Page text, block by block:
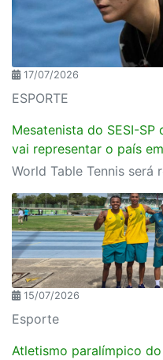
17/07/2026
ESPORTE
Mesatenista do SESI-
vai representar o país
15/07/2026
Esporte
Atletismo paralímpico do